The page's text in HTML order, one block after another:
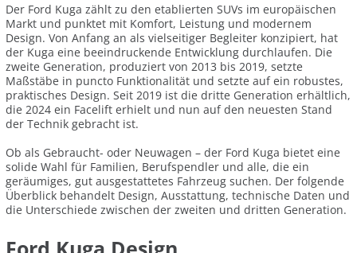
Der Ford Kuga zählt zu den etablierten SUVs im europäischen
Markt und punktet mit Komfort, Leistung und modernem
Design. Von Anfang an als vielseitiger Begleiter konzipiert, hat
der Kuga eine beeindruckende Entwicklung durchlaufen. Die
zweite Generation, produziert von 2013 bis 2019, setzte
Maßstäbe in puncto Funktionalität und setzte auf ein robustes,
praktisches Design. Seit 2019 ist die dritte Generation erhältlich,
die 2024 ein Facelift erhielt und nun auf den neuesten Stand
der Technik gebracht ist.
Ob als Gebraucht- oder Neuwagen – der Ford Kuga bietet eine
solide Wahl für Familien, Berufspendler und alle, die ein
geräumiges, gut ausgestattetes Fahrzeug suchen. Der folgende
Überblick behandelt Design, Ausstattung, technische Daten und
die Unterschiede zwischen der zweiten und dritten Generation.